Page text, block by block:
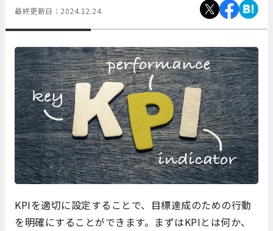
最終更新日： 2024.12.24
KPIを適切に設定することで、目標達成のための行動
を明確にすることができます。まずはKPIとは何か、